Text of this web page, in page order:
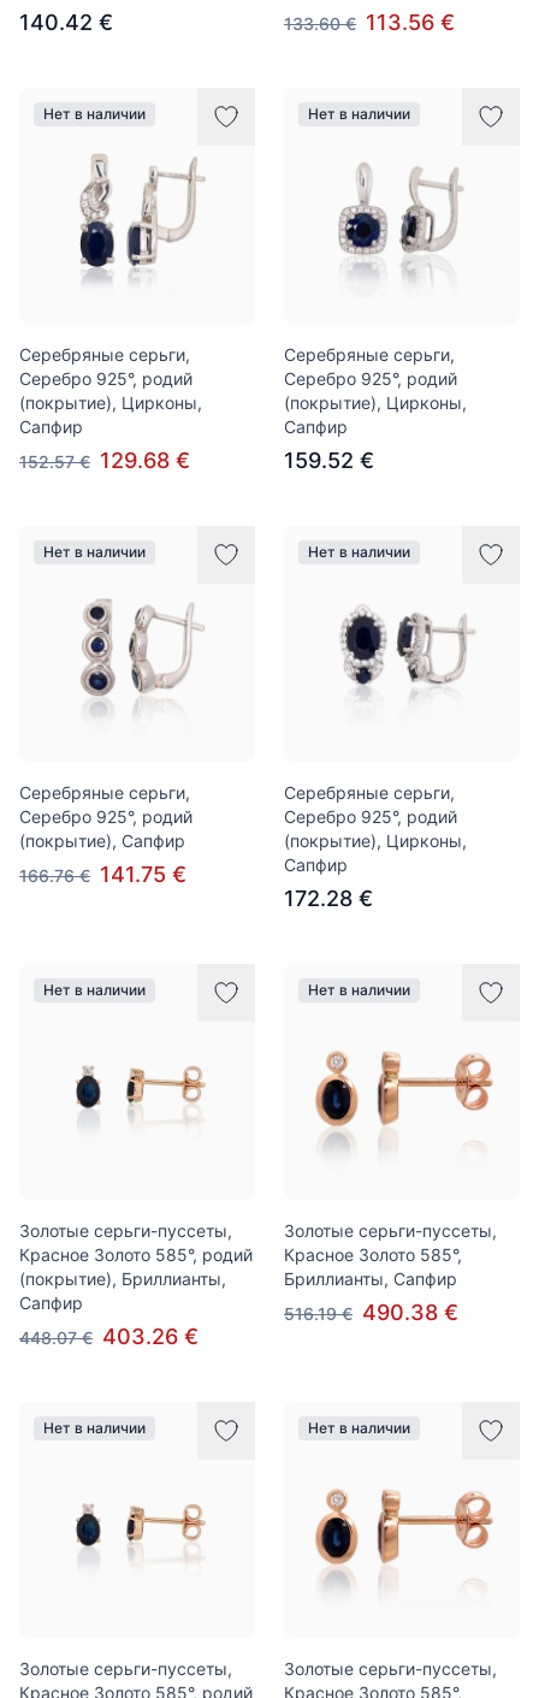
140.42 €
133.60 € 113.56 €
Нет в наличии
Серебряные серьги,
Серебро 925°, родий
(покрытие), Цирконы,
Сапфир
152.57 € 129.68 €
Нет в наличии
Серебряные серьги,
Серебро 925°, родий
(покрытие), Цирконы,
Сапфир
159.52 €
Нет в наличии
Серебряные серьги,
Серебро 925°, родий
(покрытие), Сапфир
166.76 € 141.75 €
Нет в наличии
Серебряные серьги,
Серебро 925°, родий
(покрытие), Цирконы,
Сапфир
172.28 €
Нет в наличии
Золотые серьги-пуссеты,
Красное Золото 585°, родий
(покрытие), Бриллианты,
Сапфир
448.07 € 403.26 €
Нет в наличии
Золотые серьги-пуссеты,
Красное Золото 585°,
Бриллианты, Сапфир
516.19 € 490.38 €
Нет в наличии
Золотые серьги-пуссеты,
Красное Золото 585°, родий
Нет в наличии
Золотые серьги-пуссеты,
Красное Золото 585°,